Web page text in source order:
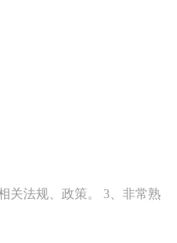
关法规、政策。 3、非常熟